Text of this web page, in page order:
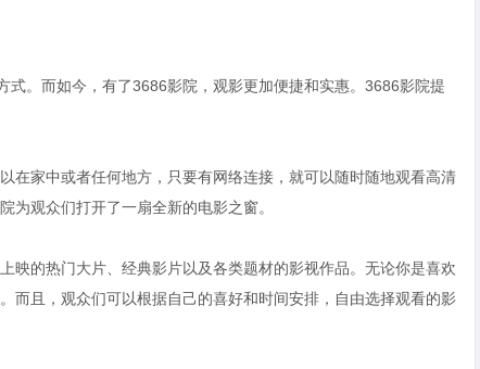
。而如今，有了3686影院，观影更加便捷和实惠。3686影院提
在家中或者任何地方，只要有网络连接，就可以随时随地观看高清
为观众们打开了一扇全新的电影之窗。
映的热门大片、经典影片以及各类题材的影视作品。无论你是喜欢
而且，观众们可以根据自己的喜好和时间安排，自由选择观看的影